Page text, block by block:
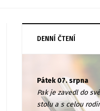
DENNÍ ČTENÍ
Pátek 07. srpna
Pak je zavedl do
stolu a s celou